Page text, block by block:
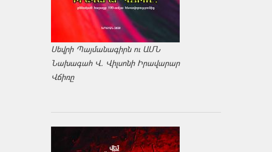
Սեվրի Պայմանագիրն ու ԱՄՆ
Նախագահ Վ. Վիլսոնի Իրավարար
Վճիռը